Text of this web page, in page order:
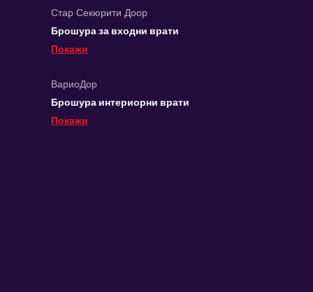
Стар Секюрити Доор
Брошура за входни врати
Покажи
ВариоДор
Брошура интериорни врати
Покажи